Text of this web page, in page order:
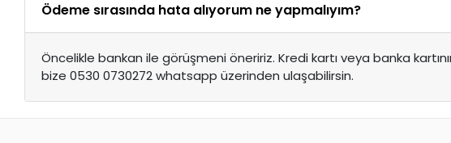
Ödeme sırasında hata alıyorum ne yapmalıyım?
Öncelikle bankan ile görüşmeni öneririz. Kredi kartı veya banka
bize 0530 0730272 whatsapp üzerinden ulaşabilirsin.